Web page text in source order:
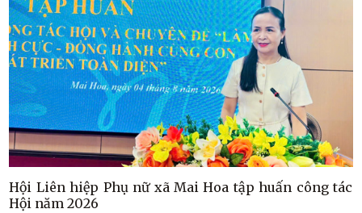
Hội Liên hiệp Phụ nữ xã Mai Hoa tập huấn công tác
Hội năm 2026